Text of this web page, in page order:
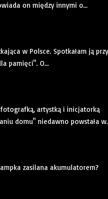
on między innymi o...
w Polsce. Spotkałam ją przy
pamięci". O...
fotografką, artystką i inicjatorką
domu" niedawno powstała
zasilana akumulatorem?